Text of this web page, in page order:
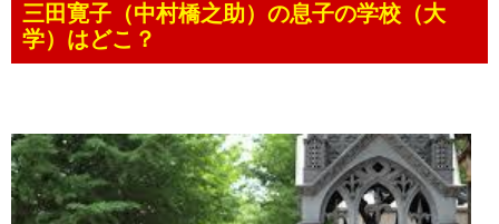
三田寛子（中村橋之助）の息子の学校（大
学）はどこ？